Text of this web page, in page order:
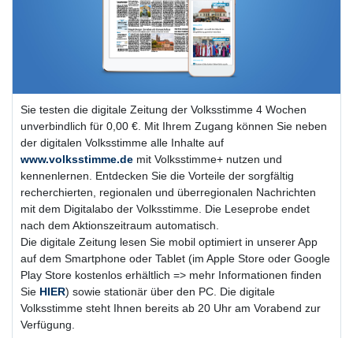
Sie testen die digitale Zeitung der Volksstimme 4 Wochen
unverbindlich für 0,00 €. Mit Ihrem Zugang können Sie neben
der digitalen Volksstimme alle Inhalte auf
www.volksstimme.de mit Volksstimme+ nutzen und
kennenlernen. Entdecken Sie die Vorteile der sorgfältig
recherchierten, regionalen und überregionalen Nachrichten
mit dem Digitalabo der Volksstimme. Die Leseprobe endet
nach dem Aktionszeitraum automatisch.
Die digitale Zeitung lesen Sie mobil optimiert in unserer App
auf dem Smartphone oder Tablet (im Apple Store oder Google
Play Store kostenlos erhältlich => mehr Informationen finden
Sie HIER) sowie stationär über den PC. Die digitale
Volksstimme steht Ihnen bereits ab 20 Uhr am Vorabend zur
Verfügung.